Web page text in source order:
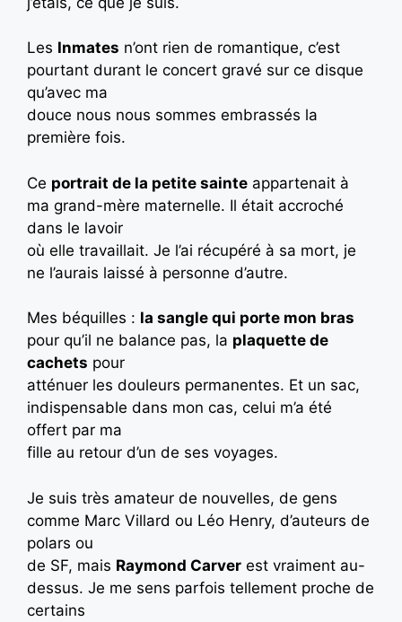
Les Inmates n’ont rien de romantique, c’est
pourtant durant le concert gravé sur ce disque
qu’avec ma
douce nous nous sommes embrassés la
première fois.
Ce portrait de la petite sainte appartenait à
ma grand-mère maternelle. Il était accroché
dans le lavoir
où elle travaillait. Je l’ai récupéré à sa mort, je
ne l’aurais laissé à personne d’autre.
Mes béquilles : la sangle qui porte mon bras
pour qu’il ne balance pas, la plaquette de
cachets pour
atténuer les douleurs permanentes. Et un sac,
indispensable dans mon cas, celui m’a été
offert par ma
fille au retour d’un de ses voyages.
Je suis très amateur de nouvelles, de gens
comme Marc Villard ou Léo Henry, d’auteurs de
polars ou
de SF, mais Raymond Carver est vraiment au-
dessus. Je me sens parfois tellement proche de
certains